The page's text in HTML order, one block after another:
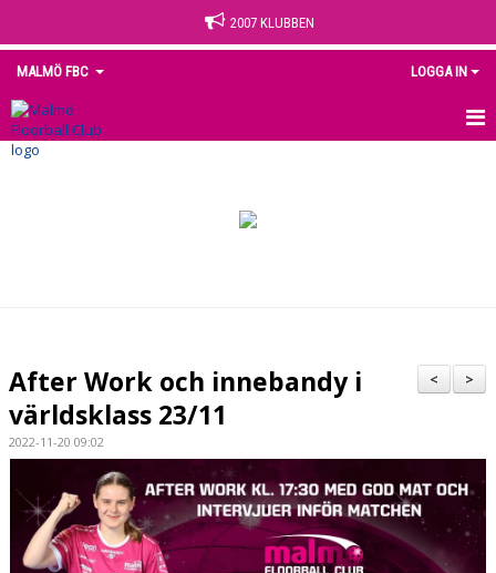
2007 KLUBBEN
MALMÖ FBC LOGGA IN
HEM
MEDLEM
MATCHER
HALL OF FAME
>
<
After Work och innebandy i
världsklass 23/11
2022-11-20 09:02